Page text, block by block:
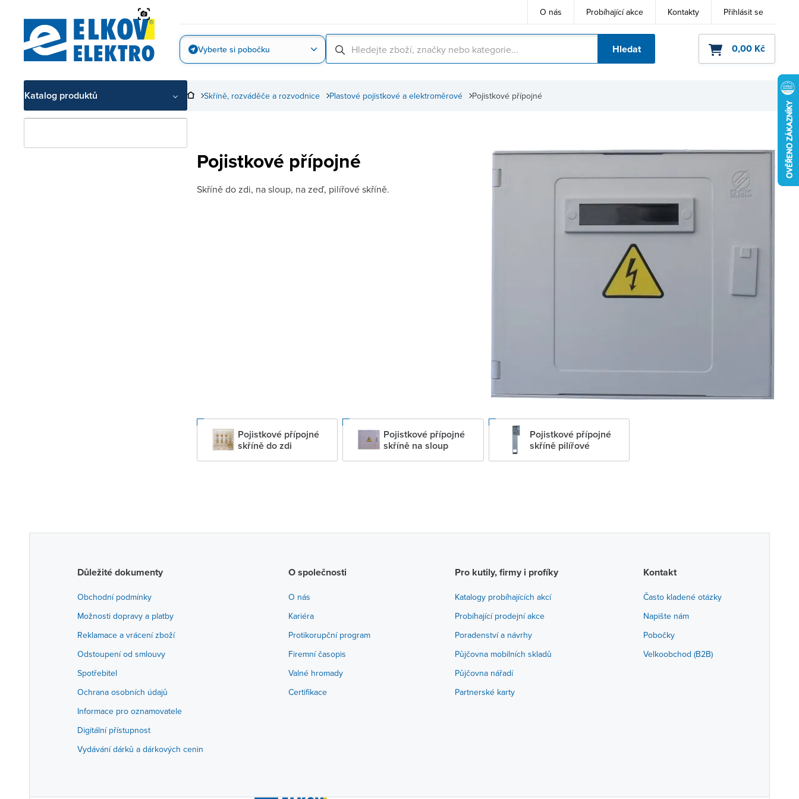
O nás Probíhající akce Kontakty Přihlásit se
Vyberte si pobočku Hledat 0,00 Kč
Katalog produktů Pojistkové přípojné
Plastové pojistkové a elektroměrové
Skříně, rozváděče a rozvodnice
Pojistkové přípojné
Skříně do zdi, na sloup, na zeď, pilířové skříně.
Pojistkové přípojné
skříně do zdi
Pojistkové přípojné
skříně na sloup
Pojistkové přípojné
skříně pilířové
Důležité dokumenty
Obchodní podmínky
Možnosti dopravy a platby
Reklamace a vrácení zboží
Odstoupení od smlouvy
Spotřebitel
Ochrana osobních údajů
Informace pro oznamovatele
Digitální přístupnost
Vydávání dárků a dárkových cenin
O společnosti
O nás
Kariéra
Protikorupční program
Firemní časopis
Valné hromady
Certifikace
Pro kutily, firmy i profíky
Katalogy probíhajících akcí
Probíhající prodejní akce
Poradenství a návrhy
Půjčovna mobilních skladů
Půjčovna nářadí
Partnerské karty
Kontakt
Často kladené otázky
Napište nám
Pobočky
Velkoobchod (B2B)